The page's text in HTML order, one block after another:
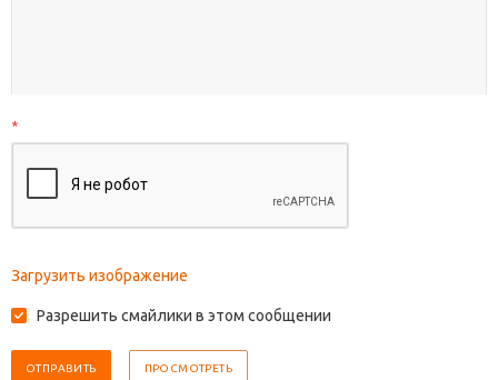
*
Загрузить изображение
Разрешить смайлики в этом сообщении